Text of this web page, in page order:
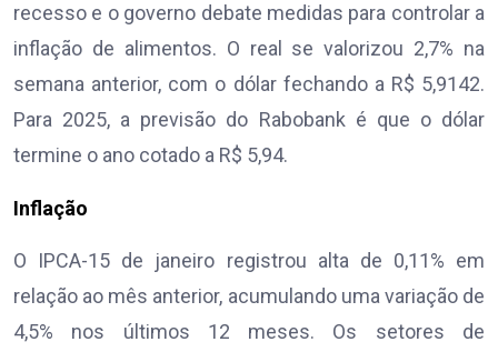
recesso e o governo debate medidas para controlar a
inflação de alimentos. O real se valorizou 2,7% na
semana anterior, com o dólar fechando a R$ 5,9142.
Para 2025, a previsão do Rabobank é que o dólar
termine o ano cotado a R$ 5,94.
Inflação
O IPCA-15 de janeiro registrou alta de 0,11% em
relação ao mês anterior, acumulando uma variação de
4,5% nos últimos 12 meses. Os setores de